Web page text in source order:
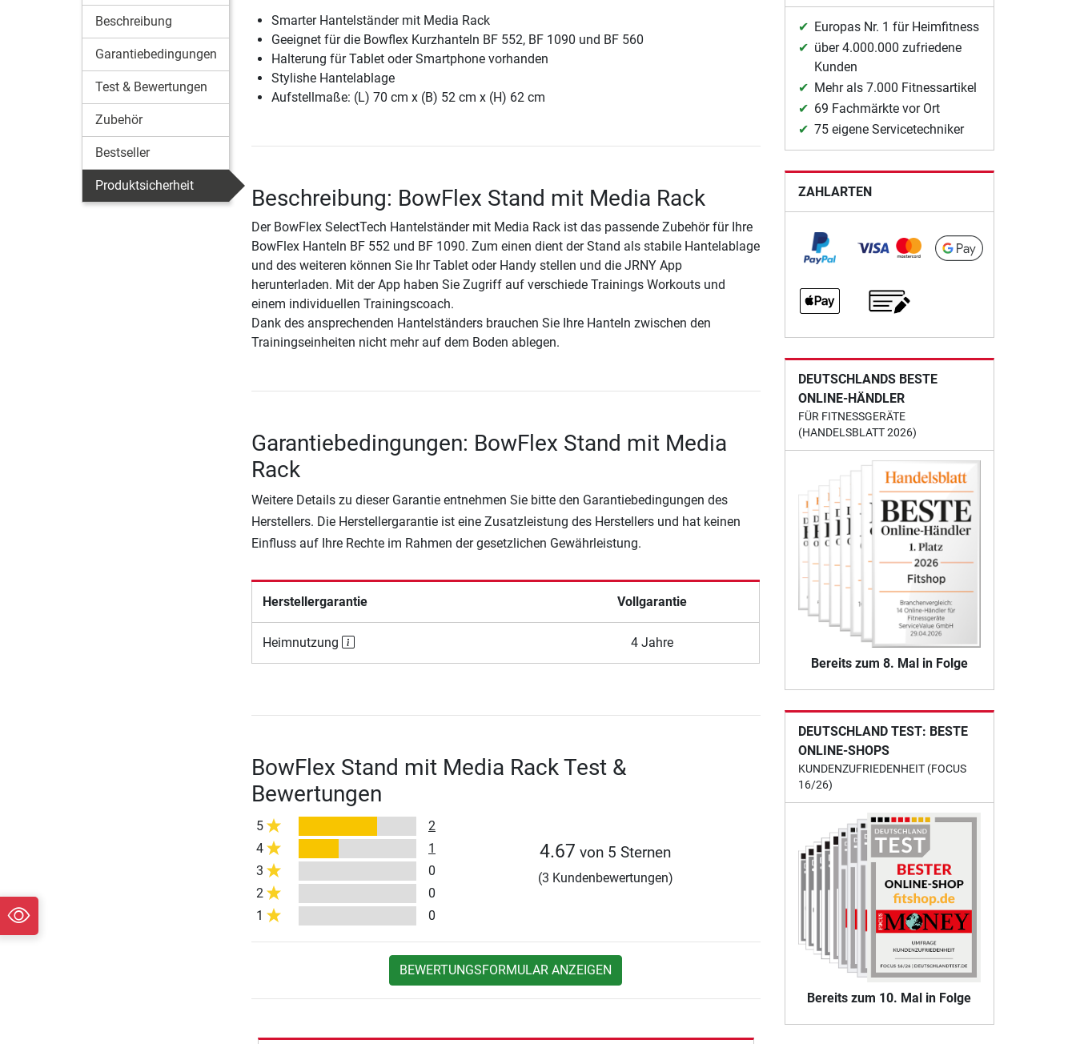
Beschreibung
Garantiebedingungen
Test & Bewertungen
Zubehör
Bestseller
Produktsicherheit
Smarter Hantelständer mit Media Rack
Geeignet für die Bowflex Kurzhanteln BF 552, BF 1090 und BF 560
Halterung für Tablet oder Smartphone vorhanden
Stylishe Hantelablage
Aufstellmaße: (L) 70 cm x (B) 52 cm x (H) 62 cm
Beschreibung: BowFlex Stand mit Media Rack
Der BowFlex SelectTech Hantelständer mit Media Rack ist das passende Zubehör für Ihre
BowFlex Hanteln BF 552 und BF 1090. Zum einen dient der Stand als stabile Hantelablage
und des weiteren können Sie Ihr Tablet oder Handy stellen und die JRNY App
herunterladen. Mit der App haben Sie Zugriff auf verschiede Trainings Workouts und
einem individuellen Trainingscoach.
Dank des ansprechenden Hantelständers brauchen Sie Ihre Hanteln zwischen den
Trainingseinheiten nicht mehr auf dem Boden ablegen.
Garantiebedingungen: BowFlex Stand mit Media
Rack
Weitere Details zu dieser Garantie entnehmen Sie bitte den Garantiebedingungen des
Herstellers. Die Herstellergarantie ist eine Zusatzleistung des Herstellers und hat keinen
Einfluss auf Ihre Rechte im Rahmen der gesetzlichen Gewährleistung.
Herstellergarantie Vollgarantie
Heimnutzung 4 Jahre
BowFlex Stand mit Media Rack Test &
Bewertungen
5
2
4
1
3
0
2
0
1
0
4.67 von 5 Sternen
(3 Kundenbewertungen)
BEWERTUNGSFORMULAR ANZEIGEN
Europas Nr. 1 für Heimfitness
über 4.000.000 zufriedene
Kunden
Mehr als 7.000 Fitnessartikel
69 Fachmärkte vor Ort
75 eigene Servicetechniker
ZAHLARTEN
DEUTSCHLANDS BESTE
ONLINE-HÄNDLER
FÜR FITNESSGERÄTE
(HANDELSBLATT 2026)
Bereits zum 8. Mal in Folge
DEUTSCHLAND TEST: BESTE
ONLINE-SHOPS
KUNDENZUFRIEDENHEIT (FOCUS
16/26)
Bereits zum 10. Mal in Folge